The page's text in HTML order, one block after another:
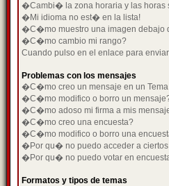
�Cambi� la zona horaria y las horas
�Mi idioma no est� en la lista!
�C�mo muestro una imagen debajo
�C�mo cambio mi rango?
Cuando pulso en el enlace para
Problemas con los mensajes
�C�mo creo un mensaje en un Tema
�C�mo modifico o borro un
�C�mo adoso mi firma a mis
�C�mo creo una encuesta?
�C�mo modifico o borro una
�Por qu� no puedo acceder a ciertos
�Por qu� no puedo votar en
Formatos y tipos de temas